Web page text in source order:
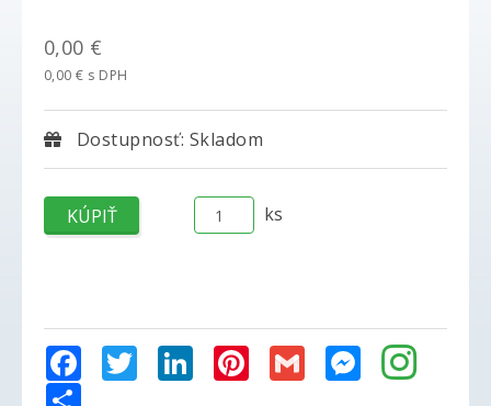
0,00 €
0,00 € s DPH
Dostupnosť: Skladom
ks
FacebookTwitterLinkedInPinterest
Gmail Messenger